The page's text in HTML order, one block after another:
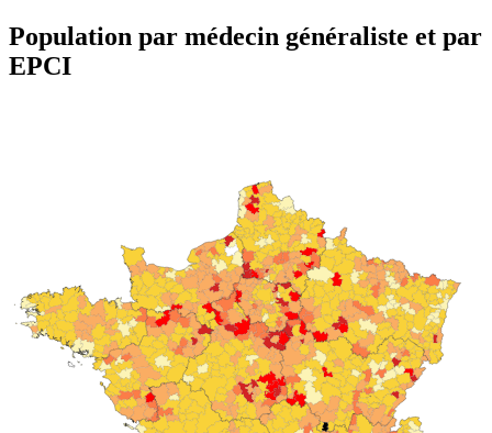
Population par médecin généraliste et par
EPCI